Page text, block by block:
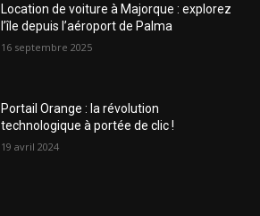
Location de voiture à Majorque : explorez
l’île depuis l’aéroport de Palma
16 septembre 2025
Portail Orange : la révolution
technologique à portée de clic !
19 avril 2024